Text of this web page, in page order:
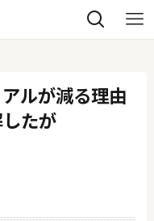
ルが減る理由
たが